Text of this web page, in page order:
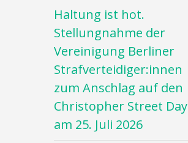
Haltung ist hot.
Stellungnahme der
Vereinigung Berliner
Strafverteidiger:innen
zum Anschlag auf den
Christopher Street Day
am 25. Juli 2026